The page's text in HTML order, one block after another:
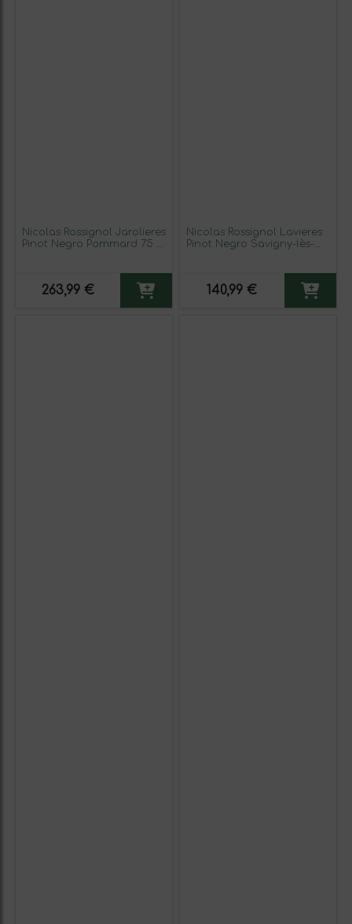
Nicolas Rossignol Jarolieres
Pinot Negro Pommard 75 cl
263,99 €
Nicolas Rossignol Lavieres
Pinot Negro Savigny-lès-
140,99 €